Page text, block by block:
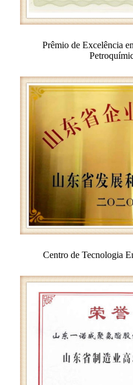
Prêmio de Excelência
Centro de Tecnologia